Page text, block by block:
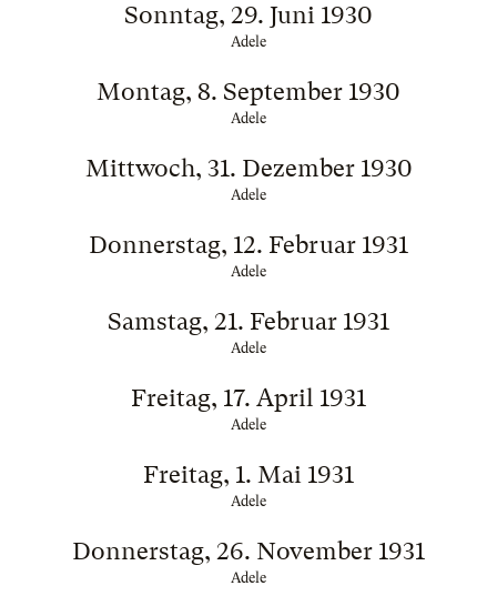
Sonntag, 29. Juni 1930
Adele
Montag, 8. September 1930
Adele
Mittwoch, 31. Dezember 1930
Adele
Donnerstag, 12. Februar 1931
Adele
Samstag, 21. Februar 1931
Adele
Freitag, 17. April 1931
Adele
Freitag, 1. Mai 1931
Adele
Donnerstag, 26. November 1931
Adele